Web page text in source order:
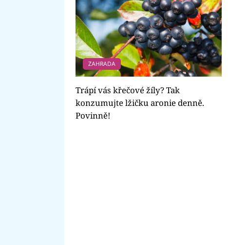
ZAHRADA
Trápí vás křečové žíly? Tak
konzumujte lžičku aronie denně.
Povinně!